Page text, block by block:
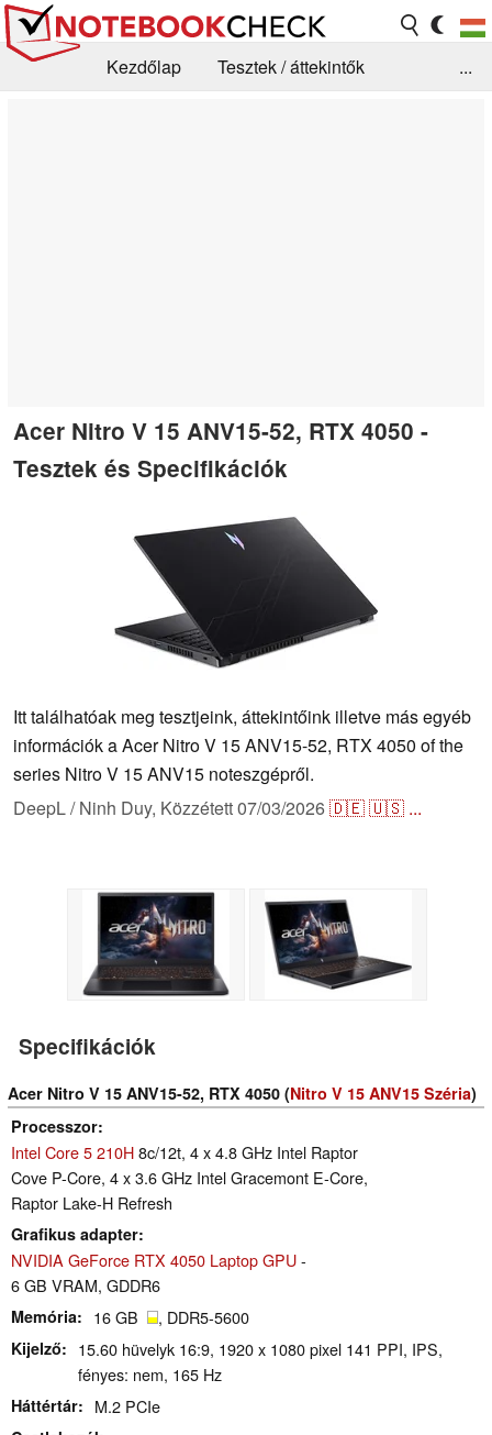
Kezdőlap
Tesztek / áttekintők
...
Acer Nitro V 15 ANV15-52, RTX 4050 -
Tesztek és Specifikációk
Itt találhatóak meg tesztjeink, áttekintőink illetve más egyéb
információk a Acer Nitro V 15 ANV15-52, RTX 4050 of the
series Nitro V 15 ANV15 noteszgépről.
DeepL / Ninh Duy, Közzétett07/03/2026🇩🇪🇺🇸 ...
Specifikációk
Acer Nitro V 15 ANV15-52, RTX 4050 (Nitro V 15 ANV15 Széria)
Processzor
Intel Core 5 210H8c/12t, 4 x 4.8 GHz Intel Raptor
Cove P-Core, 4 x 3.6 GHz Intel Gracemont E-Core,
Raptor Lake-H Refresh
Grafikus adapter
NVIDIA GeForce RTX 4050 Laptop GPU-
6 GB VRAM, GDDR6
Memória 16 GB , DDR5-5600
Kijelző
15.60 hüvelyk 16:9, 1920 x 1080 pixel 141 PPI, IPS,
fényes: nem, 165 Hz
Háttértár M.2 PCIe